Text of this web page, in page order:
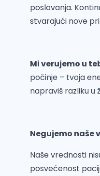
poslovanja.
stvarajući nove
Mi verujemo u
počinje – tvoja
napraviš razliku u
Negujemo naše
Naše vrednosti
posvećenost